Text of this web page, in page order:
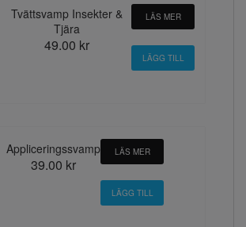
Tvättsvamp Insekter &
Tjära
49.00 kr
LÄS MER
Appliceringssvamp
39.00 kr
LÄS MER